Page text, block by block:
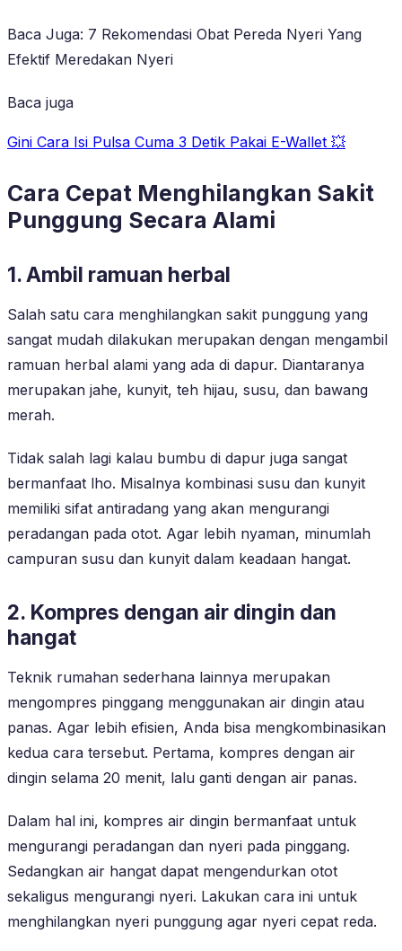
Baca Juga: 7 Rekomendasi Obat Pereda Nyeri Yang
Efektif Meredakan Nyeri
Baca juga
Gini Cara Isi Pulsa Cuma 3 Detik Pakai E-Wallet 💥
Cara Cepat Menghilangkan Sakit
Punggung Secara Alami
1. Ambil ramuan herbal
Salah satu cara menghilangkan sakit punggung yang
sangat mudah dilakukan merupakan dengan mengambil
ramuan herbal alami yang ada di dapur. Diantaranya
merupakan jahe, kunyit, teh hijau, susu, dan bawang
merah.
Tidak salah lagi kalau bumbu di dapur juga sangat
bermanfaat lho. Misalnya kombinasi susu dan kunyit
memiliki sifat antiradang yang akan mengurangi
peradangan pada otot. Agar lebih nyaman, minumlah
campuran susu dan kunyit dalam keadaan hangat.
2. Kompres dengan air dingin dan
hangat
Teknik rumahan sederhana lainnya merupakan
mengompres pinggang menggunakan air dingin atau
panas. Agar lebih efisien, Anda bisa mengkombinasikan
kedua cara tersebut. Pertama, kompres dengan air
dingin selama 20 menit, lalu ganti dengan air panas.
Dalam hal ini, kompres air dingin bermanfaat untuk
mengurangi peradangan dan nyeri pada pinggang.
Sedangkan air hangat dapat mengendurkan otot
sekaligus mengurangi nyeri. Lakukan cara ini untuk
menghilangkan nyeri punggung agar nyeri cepat reda.